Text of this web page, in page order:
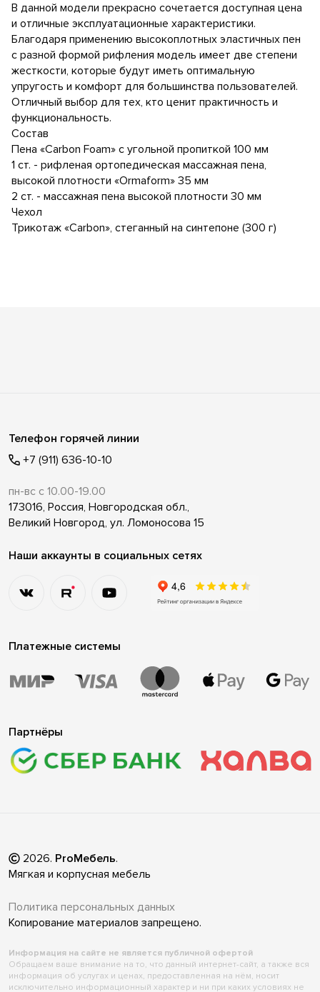
В данной модели прекрасно сочетается доступная цена
и отличные эксплуатационные характеристики.
Благодаря применению высокоплотных эластичных пен
с разной формой рифления модель имеет две степени
жесткости, которые будут иметь оптимальную
упругость и комфорт для большинства пользователей.
Отличный выбор для тех, кто ценит практичность и
функциональность.
Состав
Пена «Carbon Foam» c угольной пропиткой 100 мм
1 ст. - рифленая ортопедическая массажная пена,
высокой плотности «Ormaform» 35 мм
2 ст. - массажная пена высокой плотности 30 мм
Чехол
Трикотаж «Carbon», стеганный на синтепоне (300 г)
Телефон горячей линии
+7 (911) 636-10-10
пн-вс с 10.00-19.00
173016, Россия, Новгородская обл.,
Великий Новгород, ул. Ломоносова 15
Наши аккаунты в социальных сетях
Платежные системы
Партнёры
2026. ProМебель.
Мягкая и корпусная мебель
Политика персональных данных
Копирование материалов запрещено.
Информация на сайте не является публичной офертой
Обращаем ваше внимание на то, что данный интернет-сайт, а также вся
информация об услугах и ценах, предоставленная на нём, носит
исключительно информационный характер и ни при каких условиях не